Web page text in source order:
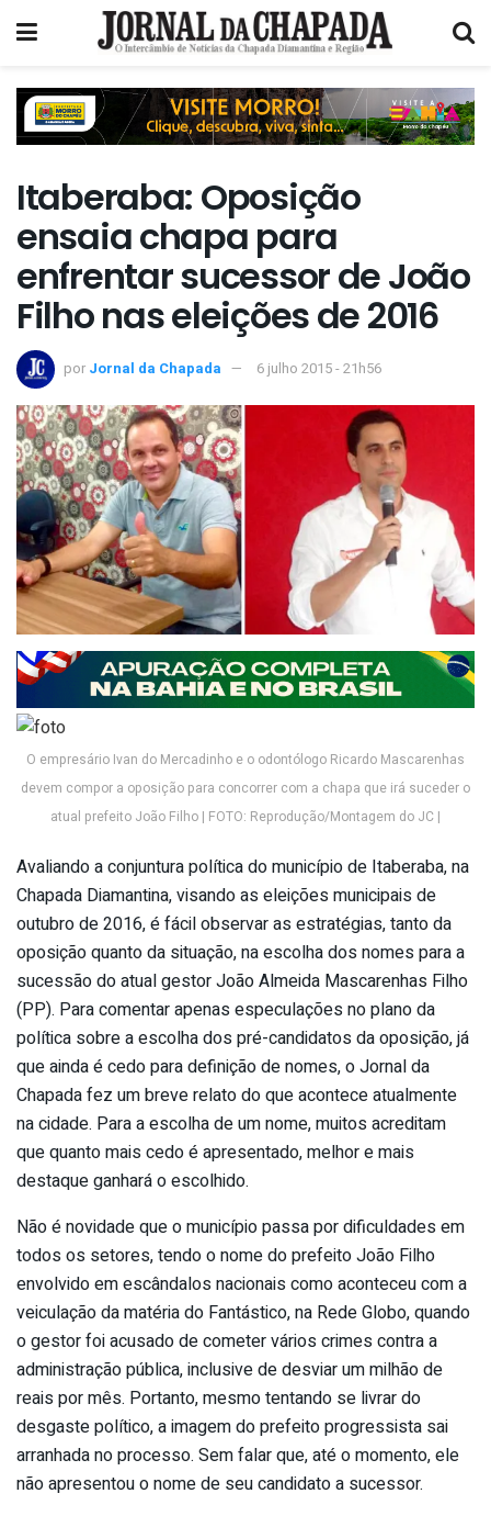
Itaberaba: Oposição
ensaia chapa para
enfrentar sucessor de João
Filho nas eleições de 2016
por Jornal da Chapada 6 julho 2015 - 21h56
O empresário Ivan do Mercadinho e o odontólogo Ricardo Mascarenhas
devem compor a oposição para concorrer com a chapa que irá suceder o
atual prefeito João Filho | FOTO: Reprodução/Montagem do JC |
Avaliando a conjuntura política do município de Itaberaba, na
Chapada Diamantina, visando as eleições municipais de
outubro de 2016, é fácil observar as estratégias, tanto da
oposição quanto da situação, na escolha dos nomes para a
sucessão do atual gestor João Almeida Mascarenhas Filho
(PP). Para comentar apenas especulações no plano da
política sobre a escolha dos pré-candidatos da oposição, já
que ainda é cedo para definição de nomes, o Jornal da
Chapada fez um breve relato do que acontece atualmente
na cidade. Para a escolha de um nome, muitos acreditam
que quanto mais cedo é apresentado, melhor e mais
destaque ganhará o escolhido.
Não é novidade que o município passa por dificuldades em
todos os setores, tendo o nome do prefeito João Filho
envolvido em escândalos nacionais como aconteceu com a
veiculação da matéria do Fantástico, na Rede Globo, quando
o gestor foi acusado de cometer vários crimes contra a
administração pública, inclusive de desviar um milhão de
reais por mês. Portanto, mesmo tentando se livrar do
desgaste político, a imagem do prefeito progressista sai
arranhada no processo. Sem falar que, até o momento, ele
não apresentou o nome de seu candidato a sucessor.